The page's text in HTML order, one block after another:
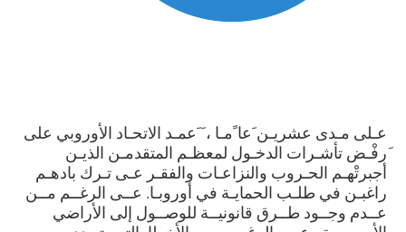
عـلى مـدى عشريـن َعا ًمـا ، َ َعمـد الاتحـاد الأوروبي على
َرفْـض تأشـرات الدخـول لمعظـم المتقدمـن الذيـن
أجبرتْهـم الحـروب والنزاعـات والفقـر عـى تـرك بادهـم
راغبـن في طلـب الحمايـة في أوروبـا. عــى الرغــم مــن
عــدم وجــود طــرق قانونيــة للوصــول إلى الأراضي